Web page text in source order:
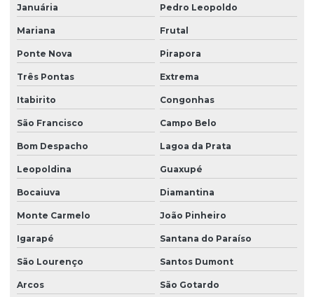
Januária Pedro Leopoldo
Mariana Frutal
Ponte Nova Pirapora
Três Pontas Extrema
Itabirito Congonhas
São Francisco Campo Belo
Bom Despacho Lagoa da Prata
Leopoldina Guaxupé
Bocaiuva Diamantina
Monte Carmelo João Pinheiro
Igarapé Santana do Paraíso
São Lourenço Santos Dumont
Arcos São Gotardo